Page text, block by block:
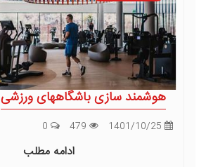
هوشمند سازی باشگاههای ورزشی
ادامه مطلب